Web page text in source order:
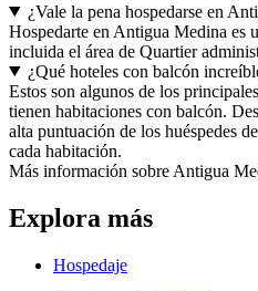
¿Vale la pena hospedarse en
Hospedarte en Antigua Medina es
incluida el área de Quartier
¿Qué hoteles con balcón
Estos son algunos de los
tienen habitaciones con balcón.
alta puntuación de los huéspedes
cada habitación.
Más información sobre Antigua
Explora más
Hospedaje